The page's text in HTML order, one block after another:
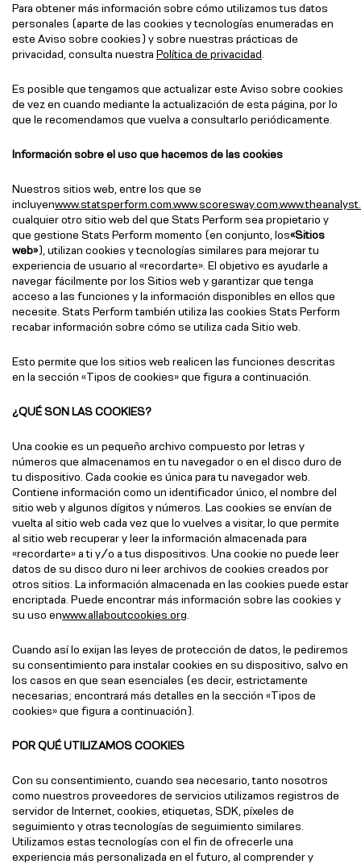
Para obtener más información sobre cómo utilizamos tus datos
personales (aparte de las cookies y tecnologías enumeradas en
este Aviso sobre cookies) y sobre nuestras prácticas de
privacidad, consulta nuestra Política de privacidad
Es posible que tengamos que actualizar este Aviso sobre cookies
de vez en cuando mediante la actualización de esta página, por lo
que le recomendamos que vuelva a consultarlo periódicamente.
Información sobre el uso que hacemos de las cookies
Nuestros sitios web, entre los que se
incluyenwww.statsperform.comwww.scoresway.com
cualquier otro sitio web del que Stats Perform sea propietario y
que gestione Stats Perform momento (en conjunto, los«Sitios
web»), utilizan cookies y tecnologías similares para mejorar tu
experiencia de usuario al «recordarte». El objetivo es ayudarle a
navegar fácilmente por los Sitios web y garantizar que tenga
acceso a las funciones y la información disponibles en ellos que
necesite. Stats Perform también utiliza las cookies Stats Perform
recabar información sobre cómo se utiliza cada Sitio web.
Esto permite que los sitios web realicen las funciones descritas
en la sección «Tipos de cookies» que figura a continuación.
¿QUÉ SON LAS COOKIES?
Una cookie es un pequeño archivo compuesto por letras y
números que almacenamos en tu navegador o en el disco duro de
tu dispositivo. Cada cookie es única para tu navegador web.
Contiene información como un identificador único, el nombre del
sitio web y algunos dígitos y números. Las cookies se envían de
vuelta al sitio web cada vez que lo vuelves a visitar, lo que permite
al sitio web recuperar y leer la información almacenada para
«recordarte» a ti y/o a tus dispositivos. Una cookie no puede leer
datos de su disco duro ni leer archivos de cookies creados por
otros sitios. La información almacenada en las cookies puede estar
encriptada. Puede encontrar más información sobre las cookies y
su uso enwww.allaboutcookies.org
Cuando así lo exijan las leyes de protección de datos, le pediremos
su consentimiento para instalar cookies en su dispositivo, salvo en
los casos en que sean esenciales (es decir, estrictamente
necesarias; encontrará más detalles en la sección «Tipos de
cookies» que figura a continuación).
POR QUÉ UTILIZAMOS COOKIES
Con su consentimiento, cuando sea necesario, tanto nosotros
como nuestros proveedores de servicios utilizamos registros de
servidor de Internet, cookies, etiquetas, SDK, píxeles de
seguimiento y otras tecnologías de seguimiento similares.
Utilizamos estas tecnologías con el fin de ofrecerle una
experiencia más personalizada en el futuro, al comprender y